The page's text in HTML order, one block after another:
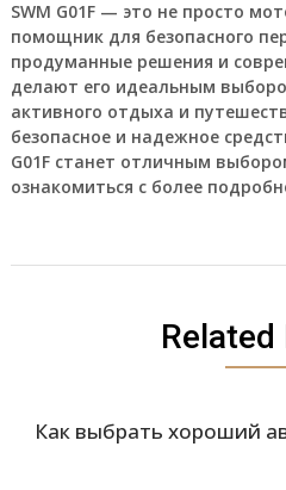
SWM G01F — это не просто
помощник для безопасного
продуманные решения и
делают его идеальным
активного отдыха и
безопасное и надежное
G01F станет отличным
ознакомиться с более
Как выбрать хороший